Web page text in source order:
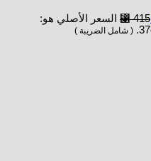
⃁415
السعر الأصلي هو:
( شامل الضريبة )